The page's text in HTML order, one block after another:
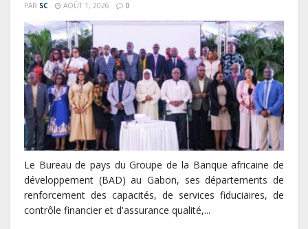
PAR SC AOÛT 1, 2026 0
Le Bureau de pays du Groupe de la Banque africaine de
développement (BAD) au Gabon, ses départements de
renforcement des capacités, de services fiduciaires, de
contrôle financier et d'assurance qualité,...